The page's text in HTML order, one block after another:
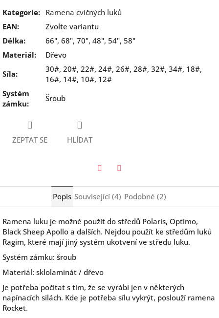
Kategorie: Ramena cvičných luků
EAN:
Zvolte variantu
Délka:
66", 68", 70", 48", 54", 58"
Materiál:
Dřevo
Síla:
30#, 20#, 22#, 24#, 26#, 28#, 32#, 34#, 18#,
16#, 14#, 10#, 12#
Systém
zámku:
Šroub
ZEPTAT SE HLÍDAT
Popis Související (4) Podobné (2)
Ramena luku je možné použít do středů Polaris, Optimo,
Black Sheep Apollo a dalších. Nejdou použít ke středům luků
Ragim, které mají jiný systém ukotvení ve středu luku.
Systém zámku: šroub
Materiál: sklolaminát / dřevo
Je potřeba počítat s tím, že se vyrábí jen v některých
napínacích silách. Kde je potřeba sílu vykrýt, poslouží ramena
Rocket.